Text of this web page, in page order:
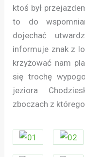
ktoś był
to do
dojechać
informuje znak z
krzyżować nam
się trochę
jeziora
zboczach z